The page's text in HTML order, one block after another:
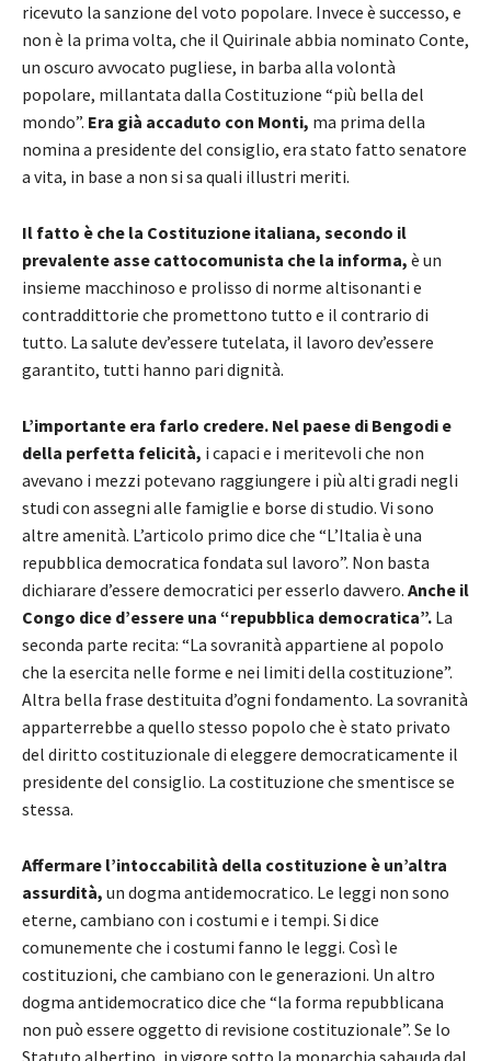
ricevuto la sanzione del voto popolare. Invece è successo, e
non è la prima volta, che il Quirinale abbia nominato Conte,
un oscuro avvocato pugliese, in barba alla volontà
popolare, millantata dalla Costituzione “più bella del
mondo”. Era già accaduto con Monti, ma prima della
nomina a presidente del consiglio, era stato fatto senatore
a vita, in base a non si sa quali illustri meriti.
Il fatto è che la Costituzione italiana, secondo il
prevalente asse cattocomunista che la informa, è un
insieme macchinoso e prolisso di norme altisonanti e
contraddittorie che promettono tutto e il contrario di
tutto. La salute dev’essere tutelata, il lavoro dev’essere
garantito, tutti hanno pari dignità.
L’importante era farlo credere. Nel paese di Bengodi e
della perfetta felicità, i capaci e i meritevoli che non
avevano i mezzi potevano raggiungere i più alti gradi negli
studi con assegni alle famiglie e borse di studio. Vi sono
altre amenità. L’articolo primo dice che “L’Italia è una
repubblica democratica fondata sul lavoro”. Non basta
dichiarare d’essere democratici per esserlo davvero. Anche il
Congo dice d’essere una “repubblica democratica”. La
seconda parte recita: “La sovranità appartiene al popolo
che la esercita nelle forme e nei limiti della costituzione”.
Altra bella frase destituita d’ogni fondamento. La sovranità
apparterrebbe a quello stesso popolo che è stato privato
del diritto costituzionale di eleggere democraticamente il
presidente del consiglio. La costituzione che smentisce se
stessa.
Affermare l’intoccabilità della costituzione è un’altra
assurdità, un dogma antidemocratico. Le leggi non sono
eterne, cambiano con i costumi e i tempi. Si dice
comunemente che i costumi fanno le leggi. Così le
costituzioni, che cambiano con le generazioni. Un altro
dogma antidemocratico dice che “la forma repubblicana
non può essere oggetto di revisione costituzionale”. Se lo